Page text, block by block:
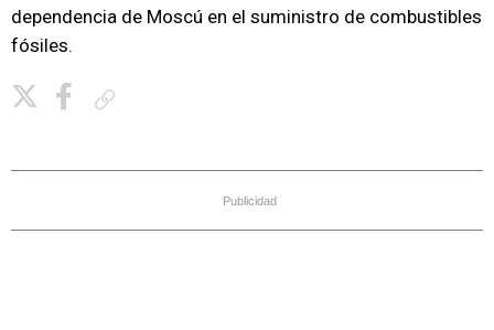
dependencia de Moscú en el suministro de combustibles
fósiles.
Publicidad